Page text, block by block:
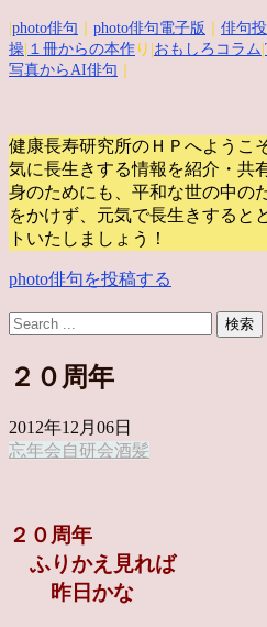
photo俳句 photo俳句電子版 俳句
操 １冊からの本作 り| おもしろコラム
写真からAI俳句
健康長寿研究所のＨＰへようこ
気に長生きする情報を紹介・共
身のためにも、平和な世の中の
をかけず、元気で長生きすると
トいたしましょう！
photo俳句を投稿する
２０周年
2012年12月06日
忘年会自研会酒髪
２０周年
ふりかえ見れば
昨日かな